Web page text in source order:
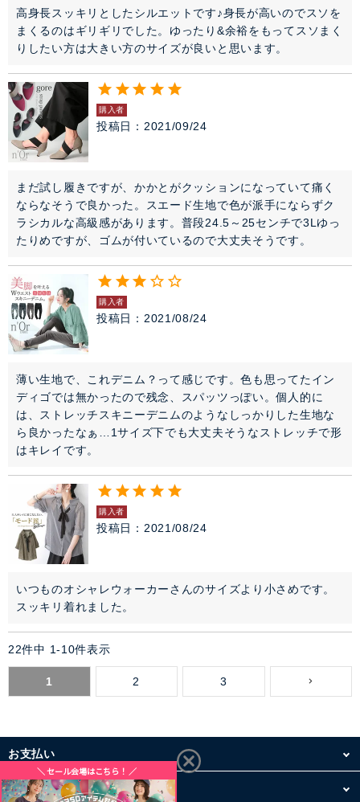
高身長スッキリとしたシルエットです♪身長が高いのでスソを
まくるのはギリギリでした。ゆったり&余裕をもってスソまく
りしたい方は大きい方のサイズが良いと思います。
購入者
投稿日 2021/09/24
まだ試し履きですが、かかとがクッションになっていて痛く
ならなそうで良かった。スエード生地で色が派手にならずク
ラシカルな高級感があります。普段24.5～25センチで3Lゆっ
たりめですが、ゴムが付いているので大丈夫そうです。
購入者
投稿日 2021/08/24
薄い生地で、これデニム？って感じです。色も思ってたイン
ディゴでは無かったので残念、スパッツっぽい。個人的に
は、ストレッチスキニーデニムのようなしっかりした生地な
ら良かったなぁ…1サイズ下でも大丈夫そうなストレッチで形
はキレイです。
購入者
投稿日 2021/08/24
いつものオシャレウォーカーさんのサイズより小さめです。
スッキリ着れました。
22件中 1-10件表示
1 2 3
お支払い
配送・送料